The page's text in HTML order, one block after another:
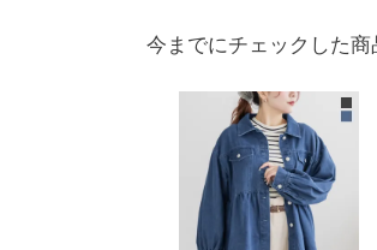
今までにチェックした商